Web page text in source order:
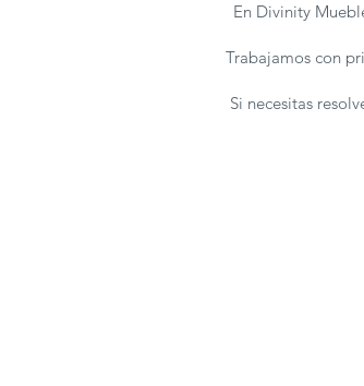
En Divinity
Trabajamos con
Si necesitas